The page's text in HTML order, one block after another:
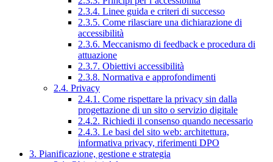
2.3.4. Linee guida e criteri di successo
2.3.5. Come rilasciare una dichiarazione di
accessibilità
2.3.6. Meccanismo di feedback e procedura di
attuazione
2.3.7. Obiettivi accessibilità
2.3.8. Normativa e approfondimenti
2.4. Privacy
2.4.1. Come rispettare la privacy sin dalla
progettazione di un sito o servizio digitale
2.4.2. Richiedi il consenso quando necessario
2.4.3. Le basi del sito web: architettura,
informativa privacy, riferimenti DPO
3. Pianificazione, gestione e strategia